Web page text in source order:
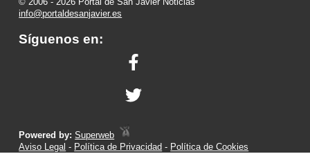
info@portaldesanjavier.es
Síguenos en:
Powered by:Superweb
Aviso Legal - Política de Privacidad - Política de Cookies